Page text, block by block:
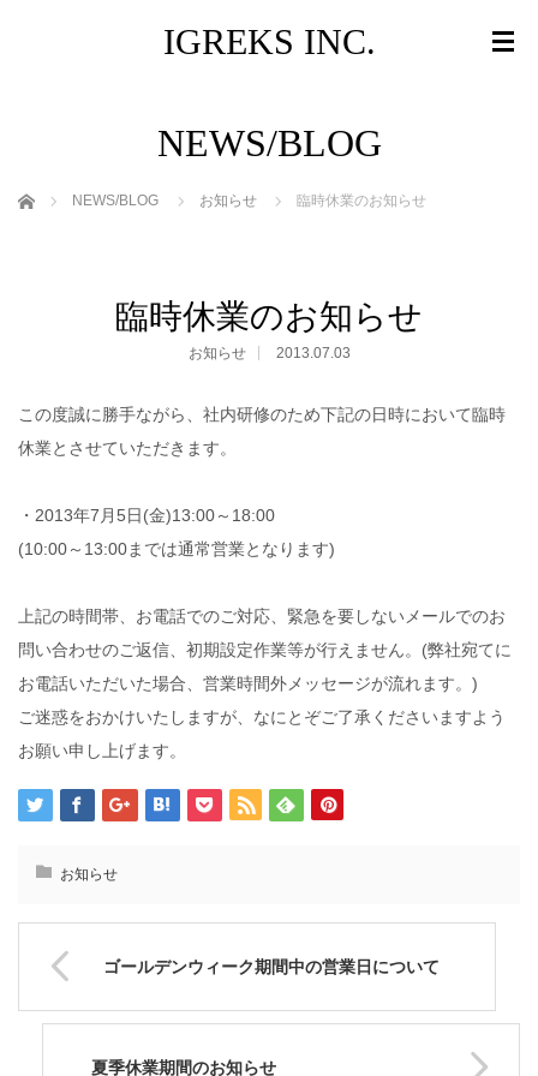
IGREKS INC.
NEWS/BLOG
ホーム NEWS/BLOG お知らせ 臨時休業のお知らせ
臨時休業のお知らせ
お知らせ 2013.07.03
この度誠に勝手ながら、社内研修のため下記の日時において臨時
休業とさせていただきます。
・2013年7月5日(金)13:00～18:00
(10:00～13:00までは通常営業となります)
上記の時間帯、お電話でのご対応、緊急を要しないメールでのお
問い合わせのご返信、初期設定作業等が行えません。(弊社宛てに
お電話いただいた場合、営業時間外メッセージが流れます。)
ご迷惑をおかけいたしますが、なにとぞご了承くださいますよう
お願い申し上げます。
お知らせ
ゴールデンウィーク期間中の営業日について
夏季休業期間のお知らせ